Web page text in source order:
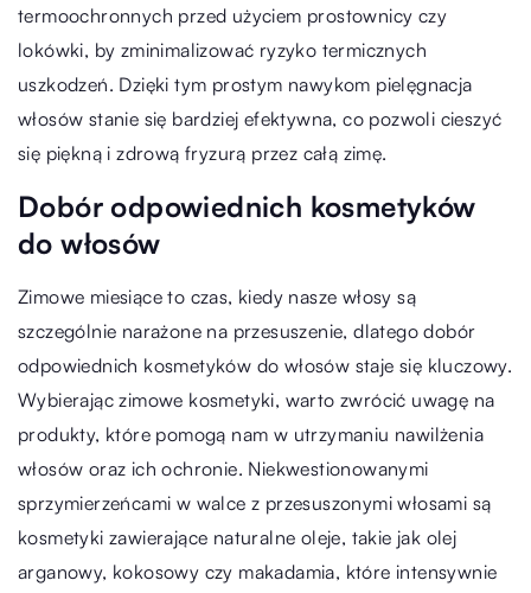
termoochronnych przed użyciem prostownicy czy
lokówki, by zminimalizować ryzyko termicznych
uszkodzeń. Dzięki tym prostym nawykom pielęgnacja
włosów stanie się bardziej efektywna, co pozwoli cieszyć
się piękną i zdrową fryzurą przez całą zimę.
Dobór odpowiednich kosmetyków
do włosów
Zimowe miesiące to czas, kiedy nasze włosy są
szczególnie narażone na przesuszenie, dlatego dobór
odpowiednich kosmetyków do włosów staje się kluczowy.
Wybierając zimowe kosmetyki, warto zwrócić uwagę na
produkty, które pomogą nam w utrzymaniu nawilżenia
włosów oraz ich ochronie. Niekwestionowanymi
sprzymierzeńcami w walce z przesuszonymi włosami są
kosmetyki zawierające naturalne oleje, takie jak olej
arganowy, kokosowy czy makadamia, które intensywnie